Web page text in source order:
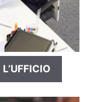
L’UFFICIO